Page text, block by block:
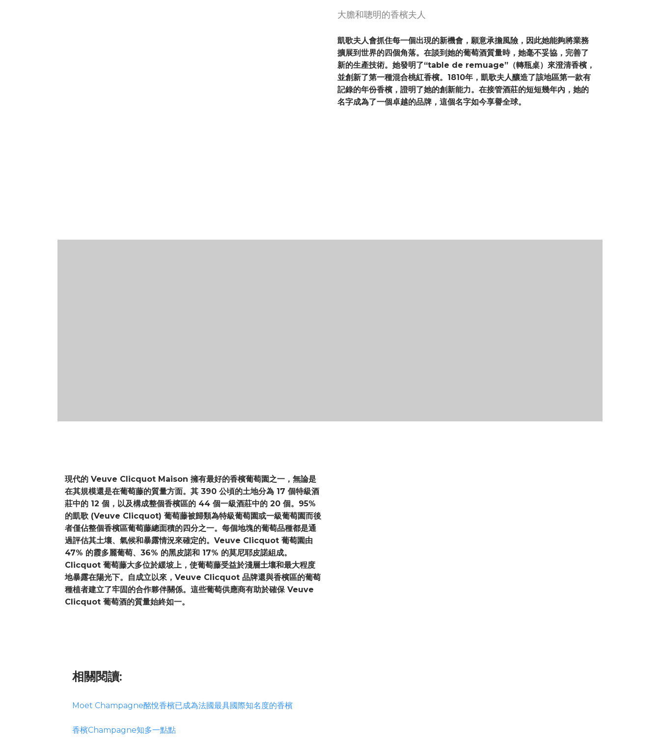
大膽和聰明的香檳夫人
凱歌夫人會抓住每一個出現的新機會，願意承擔風險，因此她能夠將業務
擴展到世界的四個角落。在談到她的葡萄酒質量時，她毫不妥協，完善了
新的生產技術。她發明了“table de remuage”（轉瓶桌）來澄清香檳，
並創新了第一種混合桃紅香檳。1810年，凱歌夫人釀造了該地區第一款有
記錄的年份香檳，證明了她的創新能力。在接管酒莊的短短幾年內，她的
名字成為了一個卓越的品牌，這個名字如今享譽全球。
現代的 Veuve Clicquot Maison 擁有最好的香檳葡萄園之一，無論是
在其規模還是在葡萄藤的質量方面。其 390 公頃的土地分為 17 個特級酒
莊中的 12 個，以及構成整個香檳區的 44 個一級酒莊中的 20 個。95%
的凱歌 (Veuve Clicquot) 葡萄藤被歸類為特級葡萄園或一級葡萄園而後
者僅佔整個香檳區葡萄藤總面積的四分之一。每個地塊的葡萄品種都是通
過評估其土壤、氣候和暴露情況來確定的。Veuve Clicquot 葡萄園由
47% 的霞多麗葡萄、36% 的黑皮諾和 17% 的莫尼耶皮諾組成。
Clicquot 葡萄藤大多位於緩坡上，使葡萄藤受益於淺層土壤和最大程度
地暴露在陽光下。自成立以來，Veuve Clicquot 品牌還與香檳區的葡萄
種植者建立了牢固的合作夥伴關係。這些葡萄供應商有助於確保 Veuve
Clicquot 葡萄酒的質量始終如一。
相關閱讀:
Moet Champagne酩悅香檳已成為法國最具國際知名度的香檳
香檳Champagne知多一點點